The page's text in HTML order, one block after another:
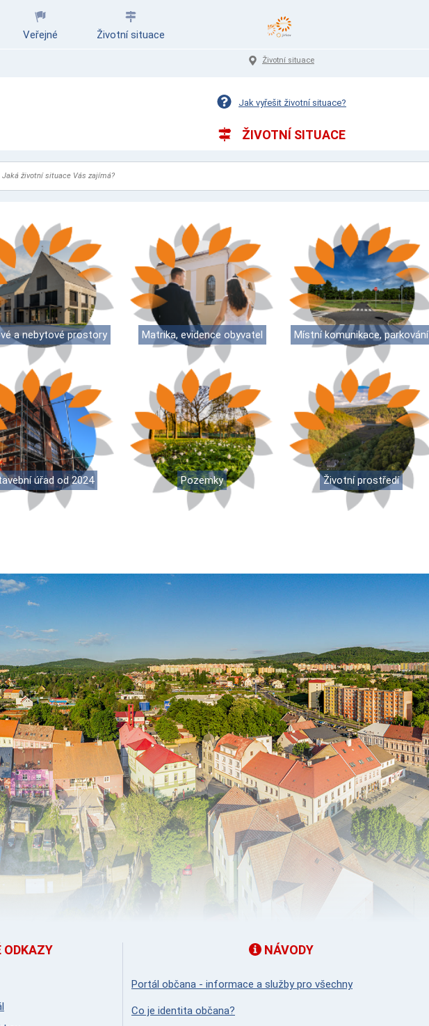
Veřejné Životní situace
Životní situace
Jak vyřešit životní situace?
ŽIVOTNÍ SITUACE
Jaká životní situace Vás zajímá?
a nebytové prostory Matrika, evidence obyvatel Místní komunikace, parkování
úřad od 2024 Pozemky Životní prostředí
ODKAZY NÁVODY
Portál občana - informace a služby pro všechny
Co je identita občana?